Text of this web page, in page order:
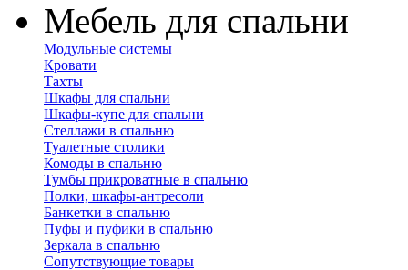
Мебель для спальни
Модульные системы
Кровати
Тахты
Шкафы для спальни
Шкафы-купе для спальни
Стеллажи в спальню
Туалетные столики
Комоды в спальню
Тумбы прикроватные в спальню
Полки, шкафы-антресоли
Банкетки в спальню
Пуфы и пуфики в спальню
Зеркала в спальню
Сопутствующие товары